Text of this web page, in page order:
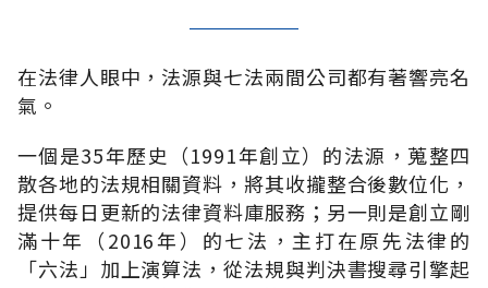
在法律人眼中，法源與七法兩間公司都有著響亮名
氣。
一個是35年歷史（1991年創立）的法源，蒐整四
散各地的法規相關資料，將其收攏整合後數位化，
提供每日更新的法律資料庫服務；另一則是創立剛
滿十年（2016年）的七法，主打在原先法律的
「六法」加上演算法，從法規與判決書搜尋引擎起